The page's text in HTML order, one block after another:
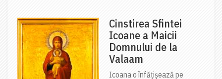
Cinstirea Sfintei
Icoane a Maicii
Domnului de la
Valaam
Icoana o înfățișează pe